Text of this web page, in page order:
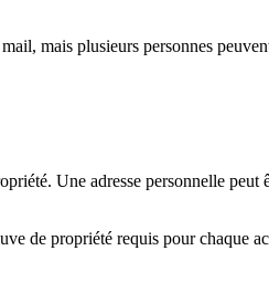
mais plusieurs personnes
Une adresse personnelle peut
de propriété requis pour chaque